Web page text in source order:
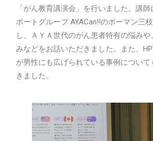
「がん教育講演会」を行いました。講
ポートグループ AYACan!!のボーマン三
し、ＡＹＡ世代のがん患者特有の悩み
みなどをお話いただきました。また、
が男性にも広げられている事例につい
きました。